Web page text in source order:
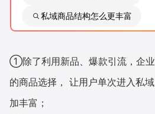
品牌消费观 行业
新零售资讯
培训课程
私域商品结构怎么更丰富
①除了利用新品、爆款引流，企
的商品选择， 让用户单次进入私
加丰富；